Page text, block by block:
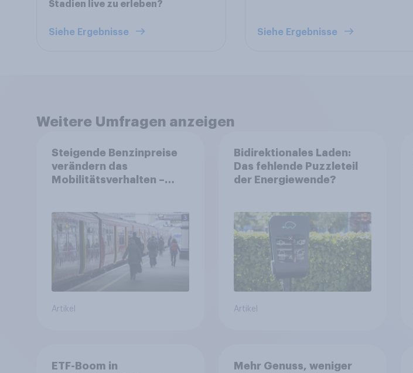
Stadien live zu erleben?
Siehe Ergebnisse Siehe Ergebnisse
Weitere Umfragen anzeigen
Steigende Benzinpreise
verändern das
Mobilitätsverhalten –
Auto auf öffentliche
Verkehrsmittel um
Artikel
Bidirektionales Laden:
Das fehlende Puzzleteil
der Energiewende?
Artikel
ETF-Boom in
Mehr Genuss, weniger